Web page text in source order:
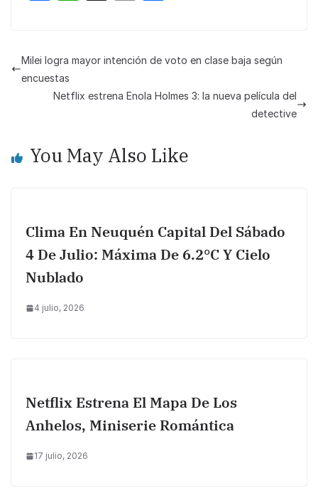
e
b
o
k
s
p
y
n
e
Milei logra mayor intención de voto en clase baja según
encuestas
Netflix estrena Enola Holmes 3: la nueva película del
detective
You May Also Like
Clima En Neuquén Capital Del Sábado
4 De Julio: Máxima De 6.2°C Y Cielo
Nublado
4 julio, 2026
Netflix Estrena El Mapa De Los
Anhelos, Miniserie Romántica
17 julio, 2026